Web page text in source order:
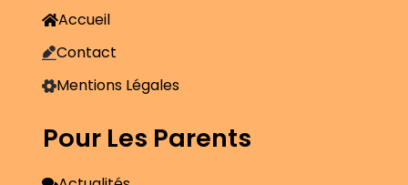
Accueil
Contact
Mentions Légales
Pour Les Parents